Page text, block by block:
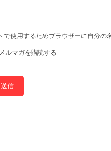
で使用するためブラウザーに自分の
ルマガを購読する